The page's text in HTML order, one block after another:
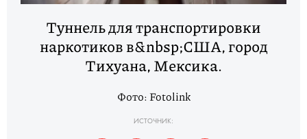
Туннель для транспортировки
наркотиков в&nbsp;США, город
Тихуана, Мексика.
Фото: Fotolink
ИСТОЧНИК: